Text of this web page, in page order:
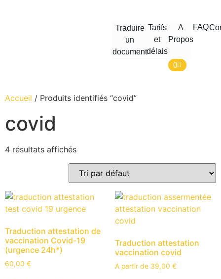
Traduire
un
document
Tarifs
et
délais
A
Propos
FAQ
0
Accueil / Produits identifiés “covid”
covid
4 résultats affichés
Traduction attestation de
vaccination Covid-19
(urgence 24h*)
60,00 €
Traduction attestation
vaccination covid
A partir de 39,00 €